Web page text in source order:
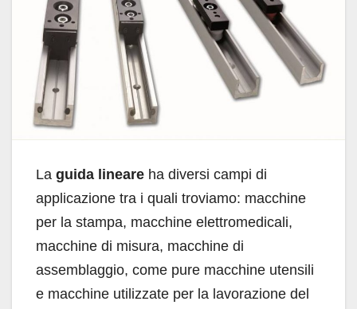
La guida lineare ha diversi campi di
applicazione tra i quali troviamo: macchine
per la stampa, macchine elettromedicali,
macchine di misura, macchine di
assemblaggio, come pure macchine utensili
e macchine utilizzate per la lavorazione del